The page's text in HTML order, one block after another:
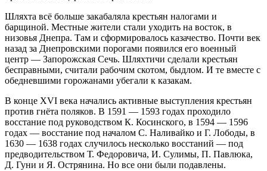
Шляхта всё больше закабаляла крестьян налогами и
барщиной. Местные жители стали уходить на восток, в
низовья Днепра. Там и сформировалось казачество. Почти век
назад за Днепровскими порогами появился его военный
центр — Запорожская Сечь. Шляхтичи сделали крестьян
бесправными, считали рабочим скотом, быдлом. И те вместе с
обедневшими горожанами убегали к казакам.
В конце XVI века начались активные выступления крестьян
против гнёта поляков. В 1591 — 1593 годах проходило
восстание под руководством К. Косинского, в 1594 — 1596
годах — восстание под началом С. Наливайко и Г. Лободы, в
1630 — 1638 годах случилось несколько восстаний — под
предводительством Т. Федоровича, И. Сулимы, П. Павлюка,
Д. Гуни и Я. Острянина. Но все они были подавлены.